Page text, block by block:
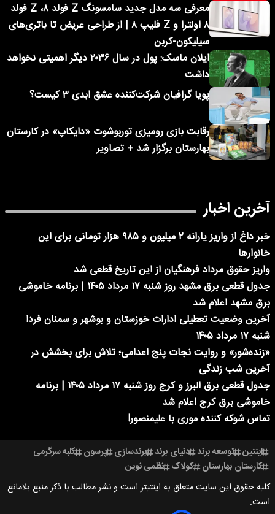
معرفی سه مدل جدید سامسونگ Z فولد ۸، Z فولد
۸ اولترا و Z فلیپ ۸ | از طراحی عریض تا باتری‌های
سیلیکون-کربن
ایلان ماسک: پول در سال ۲۰۳۶ دیگر اهمیتی نخواهد
داشت
پویا گرافیان شرکت‌کننده عشق ابدی ۳ کیست؟
رقابت بازی رومیزی توربوشوت «دایکاپ» در کارستان
بهارستان برگزار شد + تصاویر
آخرین اخبار
خبر داغ از واریز یارانه ۲ میلیون و ۹۸۵ هزار تومانی برای این
خانوارها
واریز حقوق مرداد فرهنگیان از این تاریخ قطعی شد
جدول قطعی برق مشهد روز شنبه ۱۷ مرداد ۱۴۰۵ | برنامه خاموشی
برق مشهد اعلام شد
آخرین وضعیت تعطیلی ادارات خوزستان و بوشهر و سمنان فردا
شنبه ۱۷ مرداد ۱۴۰۵
«زنده‌شور» و روایت نجات پنج اعدامی؛ تلاش برای بخشش در
آخرین شب زندگی
جدول قطعی برق البرز و کرج روز شنبه ۱۷ مرداد ۱۴۰۵ | برنامه
خاموشی برق کرج اعلام شد
تماس شوکه کننده موری با علیمنصور!
اینتین توسعه برند دنیای برند برندسازی پرسون کلبه سرگرمی
کارستان بهارستان کولاک نظمی نوین
کلیه حقوق این سایت متعلق به اینتیتر است و نشر مطالب با ذکر منبع بلامانع
است.